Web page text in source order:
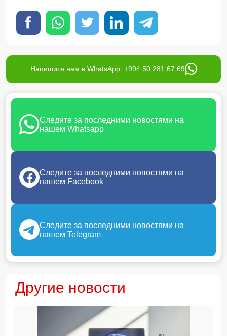
Напишите нам в WhatsApp: +994 50 281 67 69
Следите за последними новостями на
нашем Whatsapp
Следите за последними новостями на
нашем Facebook
Следите за последними новостями на
нашем Telegram
Другие новости